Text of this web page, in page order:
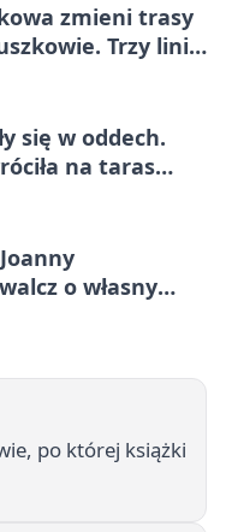
zmieni trasy
Trzy linie
się w oddech.
na taras
o własny
po której książki